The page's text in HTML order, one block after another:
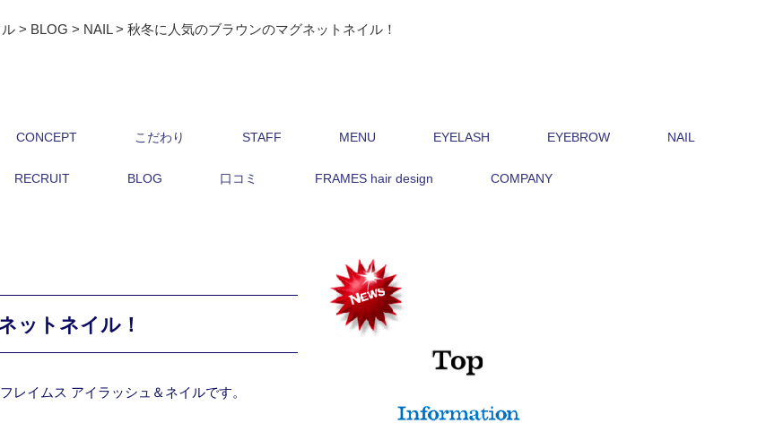
> BLOG > NAIL> 秋冬に人気のブラウンのマグネットネイル！
CONCEPT こだわり STAFF MENU EYELASH EYEBROW NAIL
RECRUIT BLOG 口コミ FRAMES hair design COMPANY
ットネイル！
レイムス アイラッシュ＆ネイルです。